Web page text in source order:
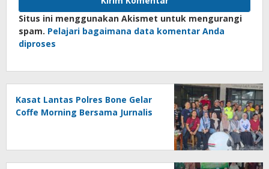
Situs ini menggunakan Akismet untuk mengurangi
spam. Pelajari bagaimana data komentar Anda
diproses
Kasat Lantas Polres Bone Gelar
Coffe Morning Bersama Jurnalis